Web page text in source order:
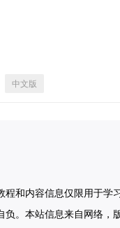
中文版
程和内容信息仅限用于学
负。本站信息来自网络，